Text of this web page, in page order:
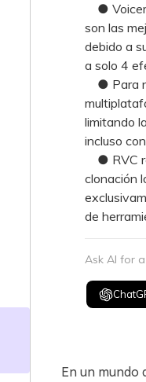
●
son las
debido a
a solo 4
● Para
limitando
incluso
● RVC
clonación
de
Ask AI for
En un mundo